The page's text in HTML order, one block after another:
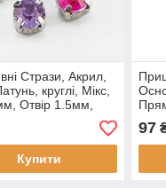
Стрази, Акрил,
круглі, Мікс,
Отвір 1.5мм,
Купити
мм,
97